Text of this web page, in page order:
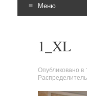
Меню
1_XL
Опубликовано в